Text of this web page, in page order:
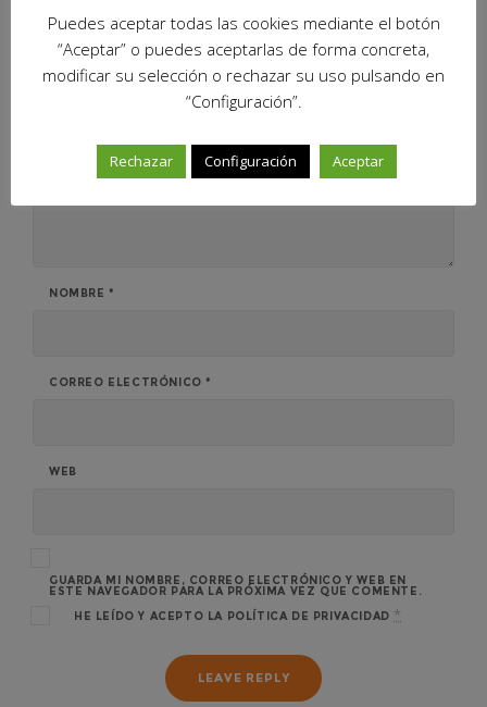
NOMBRE *
CORREO ELECTRÓNICO *
WEB
GUARDA MI NOMBRE, CORREO ELECTRÓNICO Y WEB EN
ESTE NAVEGADOR PARA LA PRÓXIMA VEZ QUE COMENTE.
HE LEÍDO Y ACEPTO LA POLÍTICA DE PRIVACIDAD *
Puedes aceptar todas las cookies mediante el botón
“Aceptar” o puedes aceptarlas de forma concreta,
modificar su selección o rechazar su uso pulsando en
“Configuración”.
Rechazar Configuración Aceptar